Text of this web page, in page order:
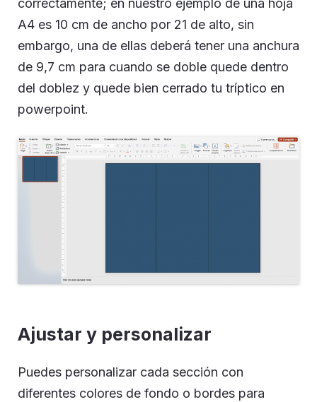
correctamente; en nuestro ejemplo de una hoja
A4 es 10 cm de ancho por 21 de alto, sin
embargo, una de ellas deberá tener una anchura
de 9,7 cm para cuando se doble quede dentro
del doblez y quede bien cerrado tu tríptico en
powerpoint.
Ajustar y personalizar
Puedes personalizar cada sección con
diferentes colores de fondo o bordes para